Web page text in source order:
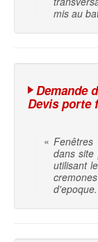
mis au
Demande
Devis porte
«
dans site
utilisant
d'epoque.